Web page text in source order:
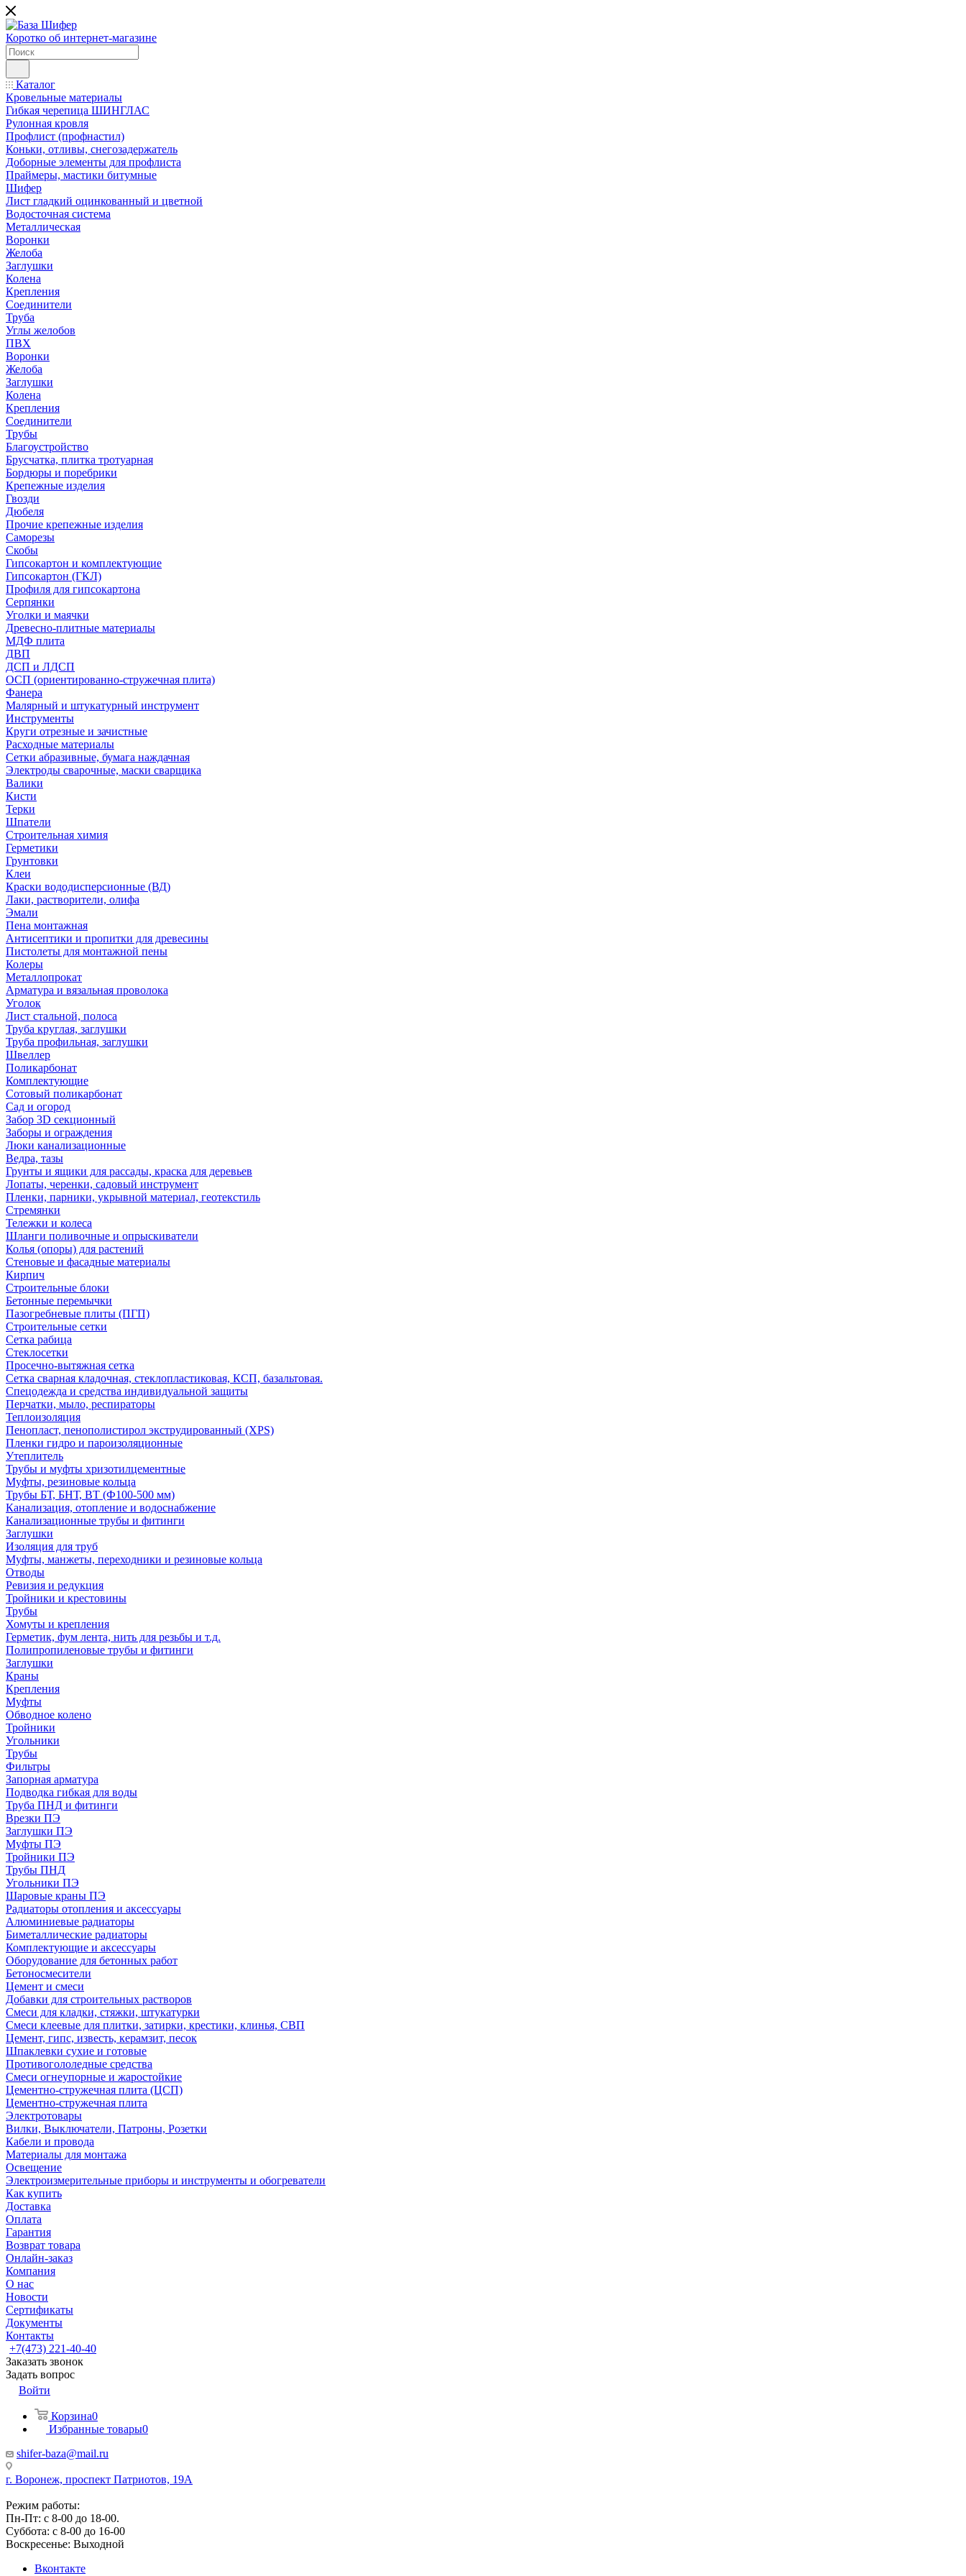
Коротко об интернет-магазине
Каталог
Кровельные материалы
Гибкая черепица ШИНГЛАС
Рулонная кровля
Профлист (профнастил)
Коньки, отливы, снегозадержатель
Доборные элементы для профлиста
Праймеры, мастики битумные
Шифер
Лист гладкий оцинкованный и цветной
Водосточная система
Металлическая
Воронки
Желоба
Заглушки
Колена
Крепления
Соединители
Труба
Углы желобов
ПВХ
Воронки
Желоба
Заглушки
Колена
Крепления
Соединители
Трубы
Благоустройство
Брусчатка, плитка тротуарная
Бордюры и поребрики
Крепежные изделия
Гвозди
Дюбеля
Прочие крепежные изделия
Саморезы
Скобы
Гипсокартон и комплектующие
Гипсокартон (ГКЛ)
Профиля для гипсокартона
Серпянки
Уголки и маячки
Древесно-плитные материалы
МДФ плита
ДВП
ДСП и ЛДСП
ОСП (ориентированно-стружечная плита)
Фанера
Малярный и штукатурный инструмент
Инструменты
Круги отрезные и зачистные
Расходные материалы
Сетки абразивные, бумага наждачная
Электроды сварочные, маски сварщика
Валики
Кисти
Терки
Шпатели
Строительная химия
Герметики
Грунтовки
Клеи
Краски вододисперсионные (ВД)
Лаки, растворители, олифа
Эмали
Пена монтажная
Антисептики и пропитки для древесины
Пистолеты для монтажной пены
Колеры
Металлопрокат
Арматура и вязальная проволока
Уголок
Лист стальной, полоса
Труба круглая, заглушки
Труба профильная, заглушки
Швеллер
Поликарбонат
Комплектующие
Сотовый поликарбонат
Сад и огород
Забор 3D секционный
Заборы и ограждения
Люки канализационные
Ведра, тазы
Грунты и ящики для рассады, краска для деревьев
Лопаты, черенки, садовый инструмент
Пленки, парники, укрывной материал, геотекстиль
Стремянки
Тележки и колеса
Шланги поливочные и опрыскиватели
Колья (опоры) для растений
Стеновые и фасадные материалы
Кирпич
Строительные блоки
Бетонные перемычки
Пазогребневые плиты (ПГП)
Строительные сетки
Сетка рабица
Стеклосетки
Просечно-вытяжная сетка
Сетка сварная кладочная, стеклопластиковая, КСП, базальтовая.
Спецодежда и средства индивидуальной защиты
Перчатки, мыло, респираторы
Теплоизоляция
Пенопласт, пенополистирол экструдированный (XPS)
Пленки гидро и пароизоляционные
Утеплитель
Трубы и муфты хризотилцементные
Муфты, резиновые кольца
Трубы БТ, БНТ, ВТ (Ф100-500 мм)
Канализация, отопление и водоснабжение
Канализационные трубы и фитинги
Заглушки
Изоляция для труб
Муфты, манжеты, переходники и резиновые кольца
Отводы
Ревизия и редукция
Тройники и крестовины
Трубы
Хомуты и крепления
Герметик, фум лента, нить для резьбы и т.д.
Полипропиленовые трубы и фитинги
Заглушки
Краны
Крепления
Муфты
Обводное колено
Тройники
Угольники
Трубы
Фильтры
Запорная арматура
Подводка гибкая для воды
Труба ПНД и фитинги
Врезки ПЭ
Заглушки ПЭ
Муфты ПЭ
Тройники ПЭ
Трубы ПНД
Угольники ПЭ
Шаровые краны ПЭ
Радиаторы отопления и аксессуары
Алюминиевые радиаторы
Биметаллические радиаторы
Комплектующие и аксессуары
Оборудование для бетонных работ
Бетоносмесители
Цемент и смеси
Добавки для строительных растворов
Смеси для кладки, стяжки, штукатурки
Смеси клеевые для плитки, затирки, крестики, клинья, СВП
Цемент, гипс, известь, керамзит, песок
Шпаклевки сухие и готовые
Противогололедные средства
Смеси огнеупорные и жаростойкие
Цементно-стружечная плита (ЦСП)
Цементно-стружечная плита
Электротовары
Вилки, Выключатели, Патроны, Розетки
Кабели и провода
Материалы для монтажа
Освещение
Электроизмерительные приборы и инструменты и обогреватели
Как купить
Доставка
Оплата
Гарантия
Возврат товара
Онлайн-заказ
Компания
О нас
Новости
Сертификаты
Документы
Контакты
+7(473) 221-40-40
Заказать звонок
Задать вопрос
Войти
Корзина0
Избранные товары0
shifer-baza@mail.ru
г. Воронеж, проспект Патриотов, 19А
Режим работы:
Пн-Пт: с 8-00 до 18-00.
Суббота: с 8-00 до 16-00
Воскресенье: Выходной
Вконтакте